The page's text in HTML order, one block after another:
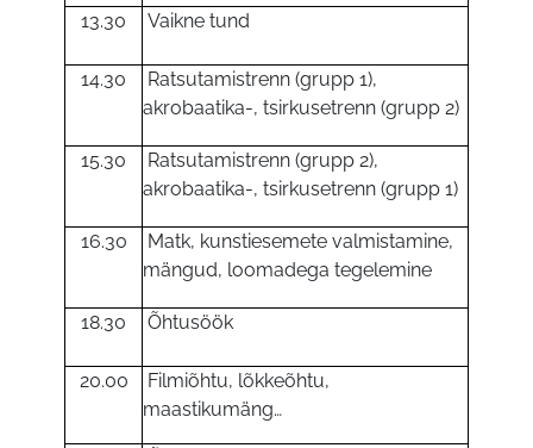
13.30 Vaikne tund
14.30
Ratsutamistrenn (grupp 1),
akrobaatika-, tsirkusetrenn (grupp 2)
15.30
Ratsutamistrenn (grupp 2),
akrobaatika-, tsirkusetrenn (grupp 1)
16.30
Matk, kunstiesemete valmistamine,
mängud, loomadega tegelemine
18.30 Õhtusöök
20.00
Filmiõhtu, lõkkeõhtu,
maastikumäng…